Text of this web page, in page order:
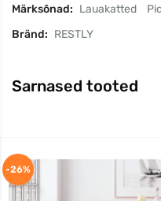
Märksõnad: Lauakatted
Bränd: RESTLY
Sarnased tooted
-26%